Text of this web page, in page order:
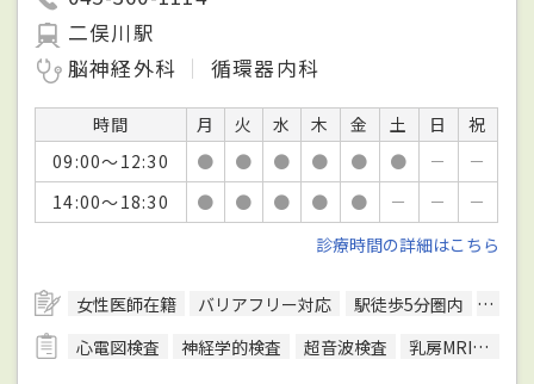
二俣川駅
脳神経外科
循環器内科
時間 月 火 水 木 金 土 日
祝
09:00～12:30
● ● ● ● ● ● －
－
14:00～18:30
● ● ● ● ● － －
－
診療時間の詳細はこちら
女性医師在籍 バリアフリー対応 駅徒歩5分圏内
日本
心電図検査
神経学的検査 超音波検査 乳房MRI検査